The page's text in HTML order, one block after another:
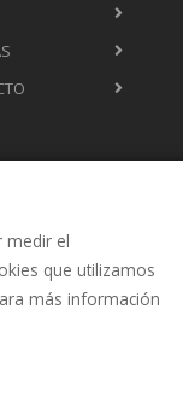
medir el
que utilizamos
más información